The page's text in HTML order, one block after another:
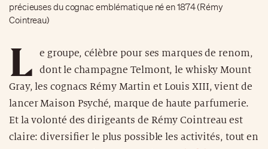
précieuses du cognac emblématique né en 1874 (Rémy
Cointreau)
L
e groupe, célèbre pour ses marques de renom,
dont le champagne Telmont, le whisky Mount
Gray, les cognacs Rémy Martin et Louis XIII, vient de
lancer Maison Psyché, marque de haute parfumerie.
Et la volonté des dirigeants de Rémy Cointreau est
claire: diversifier le plus possible les activités, tout en